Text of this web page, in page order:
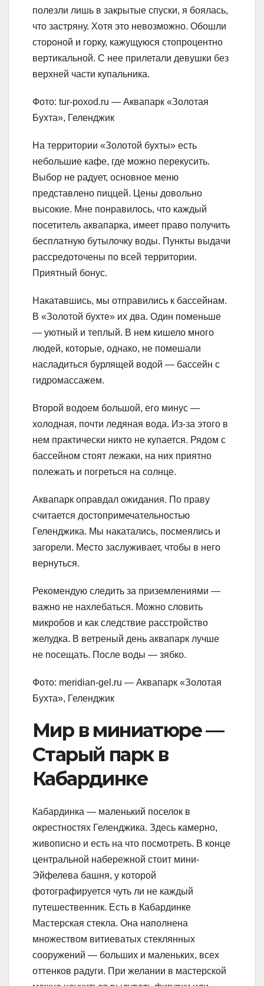
полезли лишь в закрытые спуски, я боялась,
что застряну. Хотя это невозможно. Обошли
стороной и горку, кажущуюся стопроцентно
вертикальной. С нее прилетали девушки без
верхней части купальника.
Фото: tur-poxod.ru — Аквапарк «Золотая
Бухта», Геленджик
На территории «Золотой бухты» есть
небольшие кафе, где можно перекусить.
Выбор не радует, основное меню
представлено пиццей. Цены довольно
высокие. Мне понравилось, что каждый
посетитель аквапарка, имеет право получить
бесплатную бутылочку воды. Пункты выдачи
рассредоточены по всей территории.
Приятный бонус.
Накатавшись, мы отправились к бассейнам.
В «Золотой бухте» их два. Один поменьше
— уютный и теплый. В нем кишело много
людей, которые, однако, не помешали
насладиться бурлящей водой — бассейн с
гидромассажем.
Второй водоем большой, его минус —
холодная, почти ледяная вода. Из-за этого в
нем практически никто не купается. Рядом с
бассейном стоят лежаки, на них приятно
полежать и погреться на солнце.
Аквапарк оправдал ожидания. По праву
считается достопримечательностью
Геленджика. Мы накатались, посмеялись и
загорели. Место заслуживает, чтобы в него
вернуться.
Рекомендую следить за приземлениями —
важно не нахлебаться. Можно словить
микробов и как следствие расстройство
желудка. В ветреный день аквапарк лучше
не посещать. После воды — зябко.
Фото: meridian-gel.ru — Аквапарк «Золотая
Бухта», Геленджик
Мир в миниатюре —
Старый парк в
Кабардинке
Кабардинка — маленький поселок в
окрестностях Геленджика. Здесь камерно,
живописно и есть на что посмотреть. В конце
центральной набережной стоит мини-
Эйфелева башня, у которой
фотографируется чуть ли не каждый
путешественник. Есть в Кабардинке
Мастерская стекла. Она наполнена
множеством витиеватых стеклянных
сооружений — больших и маленьких, всех
оттенков радуги. При желании в мастерской